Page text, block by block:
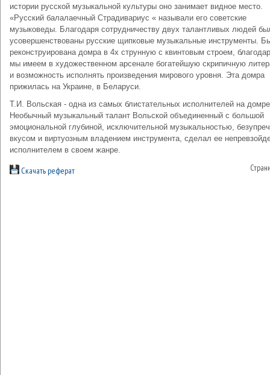
истории русской музыкальной культуры оно занимает видное место.
«Русский балалаечный Страдивариус « называли его советские
музыковеды. Благодаря сотрудничеству двух талантливых людей
усовершенствованы русские щипковые музыкальные инструменты.
реконструирована домра в 4х струнную с квинтовым строем,
мы имеем в художественном арсенале богатейшую скрипичную
и возможность исполнять произведения мирового уровня. Эта домра
прижилась на Украине, в Беларуси.
Т.И. Вольская - одна из самых блистательных исполнителей на
Необычный музыкальный талант Вольской объединенный с большой
эмоциональной глубиной, исключительной музыкальностью,
вкусом и виртуозным владением инструмента, сделал ее
исполнителем в своем жанре.
Скачать реферат